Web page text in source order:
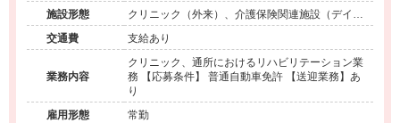
施設形態
クリニック（外来）、介護保険関連施設（デイケ
ア）
交通費 支給あり
業務内容
クリニック、通所におけるリハビリテーション業
務 【応募条件】 普通自動車免許 【送迎業務】あ
り
雇用形態
常勤